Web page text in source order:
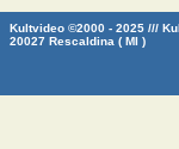
Kultvideo ©2000 - 2025 ///
20027 Rescaldina ( MI )